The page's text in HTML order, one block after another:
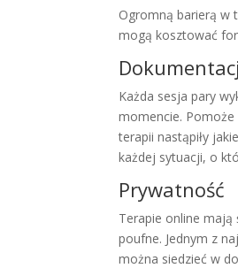
Ogromną barierą w
mogą kosztować
Każda sesja pary
momencie.
terapii nastąpiły
każdej sytuacji, o
Prywatność
Terapie online mają
poufne. Jednym z
można siedzieć w